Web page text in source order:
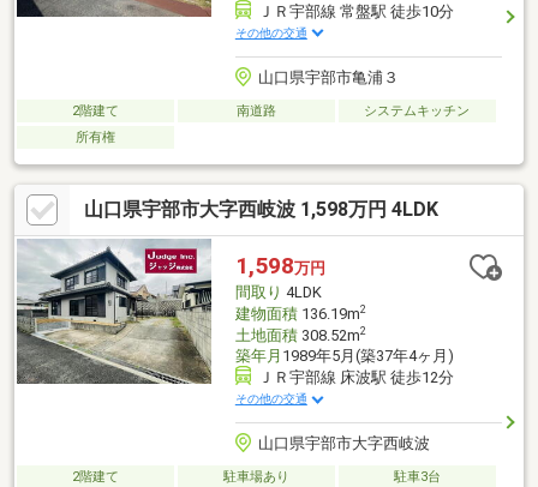
ＪＲ宇部線 常盤駅 徒歩10分
その他の交通
山口県宇部市亀浦３
2階建て 南道路
システムキッチン
所有権
山口県宇部市大字西岐波 1,598万円 4LDK
1,598万円
間取り 4LDK
建物面積136.19m2
土地面積308.52m2
築年月 1989年5月(築37年4ヶ月)
ＪＲ宇部線 床波駅 徒歩12分
その他の交通
山口県宇部市大字西岐波
2階建て 駐車場あり
駐車3台